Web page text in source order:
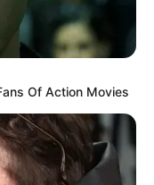
MANUEL MURILLO
en Ibagué
DE IBAGUÉ
Of Action Movies